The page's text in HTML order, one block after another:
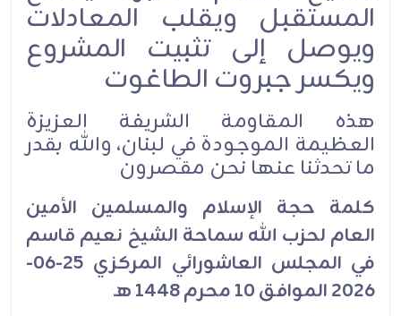
المستقبل ويقلب المعادلات
ويوصل إلى تثبيت المشروع
ويكسر جبروت الطاغوت
هذه المقاومة الشريفة العزيزة
العظيمة الموجودة في لبنان، والله بقدر
ما تحدثنا عنها نحن مقصرون
كلمة حجة الإسلام والمسلمين الأمين
العام لحزب الله سماحة الشيخ نعيم قاسم
في المجلس العاشورائي المركزي 25-06-
2026 الموافق 10 محرم 1448 هـ